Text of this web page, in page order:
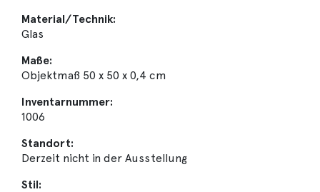
Material/Technik:
Glas
Maße:
Objektmaß 50 x 50 x 0,4 cm
Inventarnummer:
1006
Standort:
Derzeit nicht in der Ausstellung
Stil: